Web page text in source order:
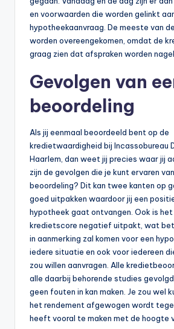
en voorwaarden die worden gelinkt
hypotheekaanvraag. De meeste van
worden overeengekomen, omdat de
graag zien dat afspraken worden
Gevolgen van
beoordeling
Als jij eenmaal beoordeeld bent op de
kredietwaardigheid bij Incassobureau
Haarlem, dan weet jij precies waar jij
zijn de gevolgen die je kunt ervaren
beoordeling? Dit kan twee kanten op
goed uitpakken waardoor jij een
hypotheek gaat ontvangen. Ook is
kredietscore negatief uitpakt, wat
in aanmerking zal komen voor een
iedere situatie en ook voor iedereen
zou willen aanvragen. Alle
alle daarbij behorende studies
geen fouten in kan maken. Je zou wel
het rendement afgewogen wordt
heeft vooral te maken met de hoogte